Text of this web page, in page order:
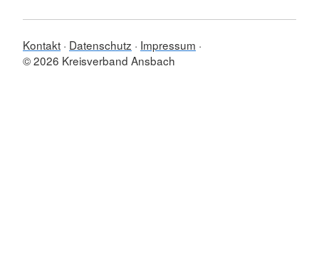
Kontakt Datenschutz
Impressum
© 2026 Kreisverband Ansbach